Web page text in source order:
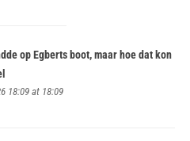
op Egberts boot, maar hoe dat kon
18:09 at 18:09